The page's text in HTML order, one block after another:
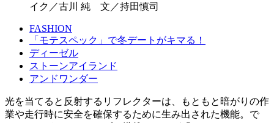
イク／古川 純 文／持田慎司
FASHION
「モテスペック」で冬デートがキマる！
ディーゼル
ストーンアイランド
アンドワンダー
光を当てると反射するリフレクターは、もともと暗がりの作
業や走行時に安全を確保するために生み出された機能。で